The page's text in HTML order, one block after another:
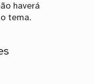
haverá
tema.